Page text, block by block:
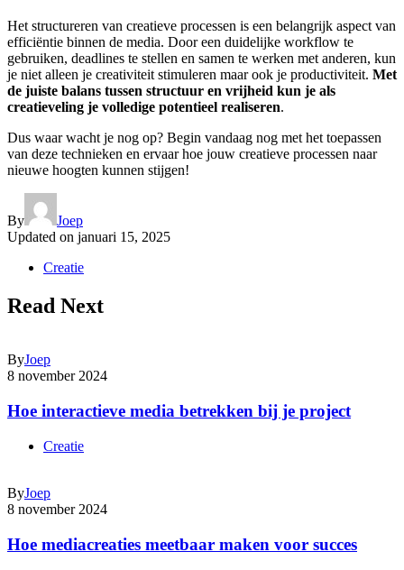
Het structureren van creatieve processen is een belangrijk aspect van
efficiëntie binnen de media. Door een duidelijke workflow te
gebruiken, deadlines te stellen en samen te werken met anderen, kun
je niet alleen je creativiteit stimuleren maar ook je productiviteit. Met
de juiste balans tussen structuur en vrijheid kun je als
creatieveling je volledige potentieel realiseren.
Dus waar wacht je nog op? Begin vandaag nog met het toepassen
van deze technieken en ervaar hoe jouw creatieve processen naar
nieuwe hoogten kunnen stijgen!
By
Joep
Updated on januari 15, 2025
Creatie
Read Next
ByJoep
8 november 2024
Hoe interactieve media betrekken bij je project
Creatie
ByJoep
8 november 2024
Hoe mediacreaties meetbaar maken voor succes